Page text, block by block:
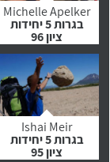
Michelle Apelker
בגרות 5 יחידות
ציון 96
לחץ לצפייה
בהמלצה
Ishai Meir
בגרות 5 יחידות
ציון 95